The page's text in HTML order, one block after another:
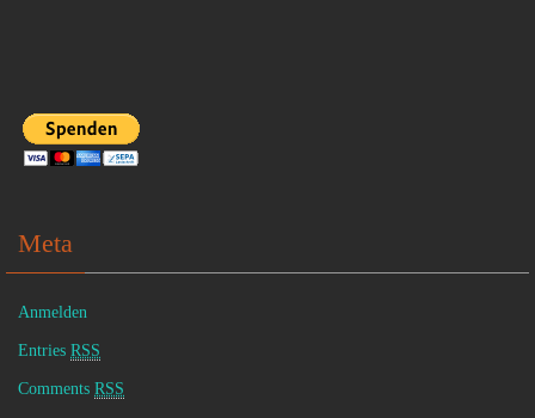
Meta
Anmelden
Entries RSS
Comments RSS